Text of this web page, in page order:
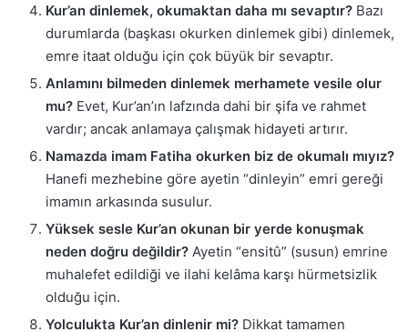
Kur’an dinlemek, okumaktan daha mı sevaptır? Bazı
durumlarda (başkası okurken dinlemek gibi) dinlemek,
emre itaat olduğu için çok büyük bir sevaptır.
Anlamını bilmeden dinlemek merhamete vesile olur
mu? Evet, Kur’an’ın lafzında dahi bir şifa ve rahmet
vardır; ancak anlamaya çalışmak hidayeti artırır.
Namazda imam Fatiha okurken biz de okumalı mıyız?
Hanefi mezhebine göre ayetin “dinleyin” emri gereği
imamın arkasında susulur.
Yüksek sesle Kur’an okunan bir yerde konuşmak
neden doğru değildir? Ayetin “ensitû” (susun) emrine
muhalefet edildiği ve ilahi kelâma karşı hürmetsizlik
olduğu için.
Yolculukta Kur’an dinlenir mi? Dikkat tamamen